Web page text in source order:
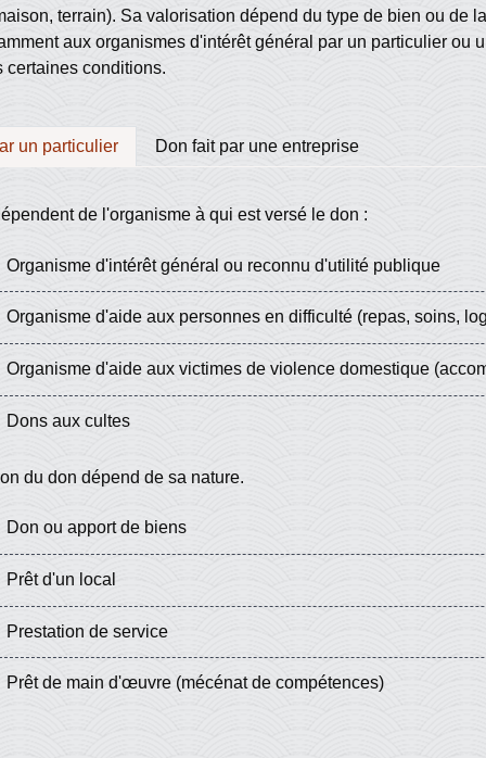
terrain). Sa valorisation dépend du type de bien ou de
aux organismes d'intérêt général par un particulier ou
certaines conditions.
un particulier Don fait par une entreprise
de l'organisme à qui est versé le don :
Organisme d'intérêt général ou reconnu d'utilité publique
Organisme d'aide aux personnes en difficulté (repas, soins,
Organisme d'aide aux victimes de violence domestique
Dons aux cultes
du don dépend de sa nature.
Don ou apport de biens
Prêt d'un local
Prestation de service
Prêt de main d'œuvre (mécénat de compétences)